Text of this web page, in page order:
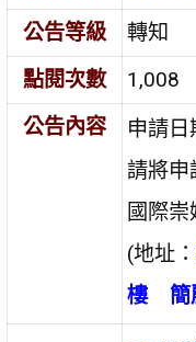
公告等級
轉知
點閱次數
1,008
公告內容
申請日
請將申
國際
(地址：
樓 簡